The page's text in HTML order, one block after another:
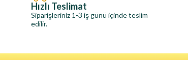
Hızlı Teslimat
Siparişleriniz 1-3 iş günü içinde teslim
edilir.